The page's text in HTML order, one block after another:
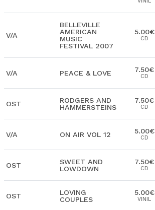
V/A
BELLEVILLE
AMERICAN
MUSIC
FESTIVAL 2007
5.00€
CD
V/A PEACE & LOVE 7.50€
CD
OST
RODGERS AND
HAMMERSTEINS
7.50€
CD
V/A ON AIR VOL 12 5.00€
CD
OST
SWEET AND
LOWDOWN
7.50€
CD
OST
LOVING
COUPLES
5.00€
VINIL